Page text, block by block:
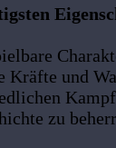
Kräfte und
zu